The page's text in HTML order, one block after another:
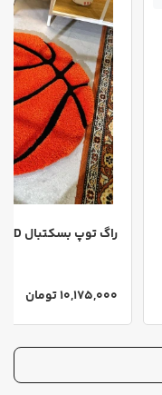
راگ توپ بسکتبال 3D
10,175,000 تومان